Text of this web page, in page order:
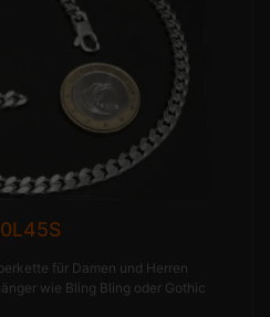
für Damen und Herren
wie Bling Bling oder Gothic